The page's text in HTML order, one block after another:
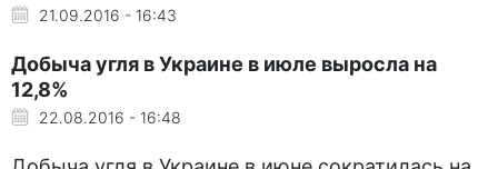
21.09.2016 - 16:43
Добыча угля в Украине в июле выросла на
12,8%
22.08.2016 - 16:48